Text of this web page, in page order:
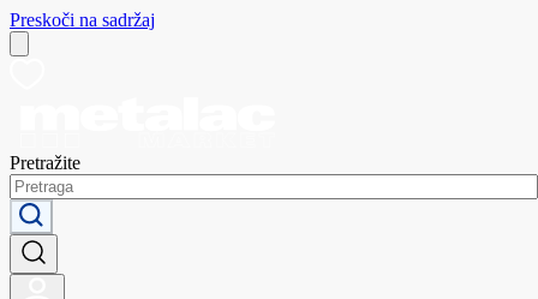
Preskoči na sadržaj
Pretražite